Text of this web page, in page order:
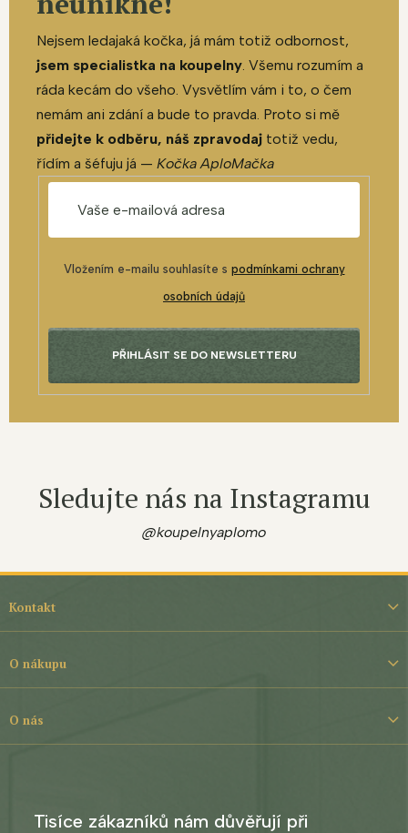
Nejsem ledajaká kočka, já mám totiž odbornost,
jsem specialistka na koupelny. Všemu rozumím a
ráda kecám do všeho. Vysvětlím vám i to, o čem
nemám ani zdání a bude to pravda. Proto si mě
přidejte k odběru, náš zpravodaj totiž vedu,
řídím a šéfuju já — Kočka AploMačka
Vložením e-mailu souhlasíte s podmínkami ochrany
osobních údajů
PŘIHLÁSIT SE DO NEWSLETTERU
Sledujte nás na Instagramu
@koupelnyaplomo
Z
í
Kontakt
O nákupu
O nás
Tisíce zákazníků nám důvěřují při